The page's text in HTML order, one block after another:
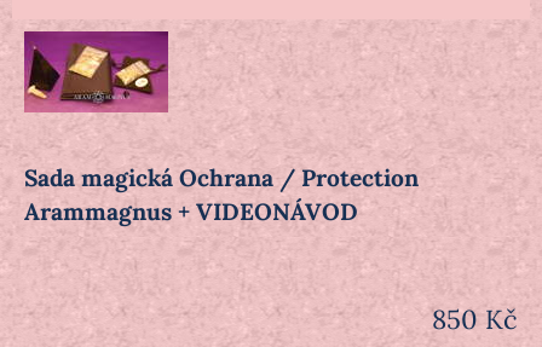
Sada magická Ochrana / Protection
Arammagnus + VIDEONÁVOD
850 Kč